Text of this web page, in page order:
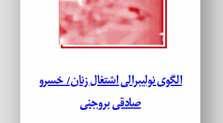
الگوی نولیبرالی اشتغال زنان/ خسرو
صادقی بروجنی